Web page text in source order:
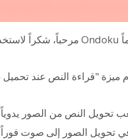
تحويل النص من الصور يدوياً
تحويل الصور إلى صوت فوراً